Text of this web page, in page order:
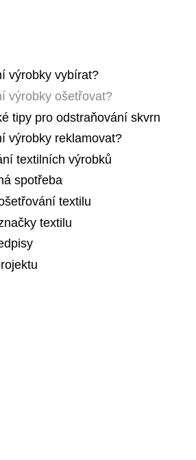
výrobky vybírat?
výrobky ošetřovat?
tipy pro odstraňování skvrn
výrobky reklamovat?
textilních výrobků
spotřeba
textilu
textilu